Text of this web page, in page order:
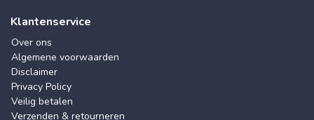
Klantenservice
Over ons
Algemene voorwaarden
Disclaimer
Privacy Policy
Veilig betalen
Verzenden & retourneren